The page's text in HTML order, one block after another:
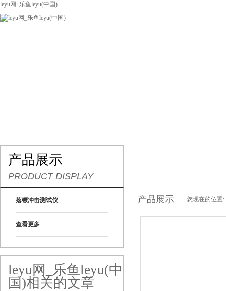
leyu网_乐鱼leyu(中国)
产品展示
PRODUCT DISPLAY
落镖冲击测试仪
查看更多
leyu网_乐鱼leyu(中
国)相关的文章
产品展示 您现在的位置: